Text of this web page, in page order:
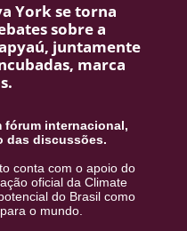
York se torna
sobre a
juntamente
marca
fórum internacional,
das discussões.
conta com o apoio do
oficial da Climate
do Brasil como
o mundo.